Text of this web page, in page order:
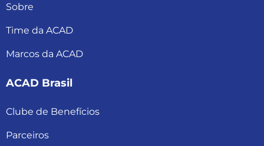
Sobre
Time da ACAD
Marcos da ACAD
ACAD Brasil
Clube de Benefícios
Parceiros